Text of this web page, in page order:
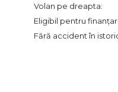
Volan pe dreapta:
Eligibil pentru
Fără accident în